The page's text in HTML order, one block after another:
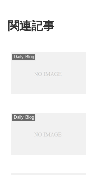
関連記事
Daily Blog
Daily Blog